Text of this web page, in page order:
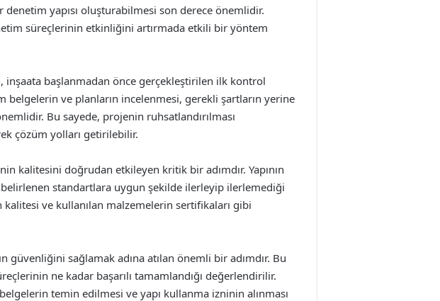
yapısı oluşturabilmesi son derece önemlidir.
süreçlerinin etkinliğini artırmada etkili bir yöntem
inşaata başlanmadan önce gerçekleştirilen ilk kontrol
belgelerin ve planların incelenmesi, gerekli şartların yerine
Bu sayede, projenin ruhsatlandırılması
çözüm yolları getirilebilir.
kalitesini doğrudan etkileyen kritik bir adımdır. Yapının
standartlara uygun şekilde ilerleyip ilerlemediği
ve kullanılan malzemelerin sertifikaları gibi
güvenliğini sağlamak adına atılan önemli bir adımdır. Bu
ne kadar başarılı tamamlandığı değerlendirilir.
temin edilmesi ve yapı kullanma izninin alınması